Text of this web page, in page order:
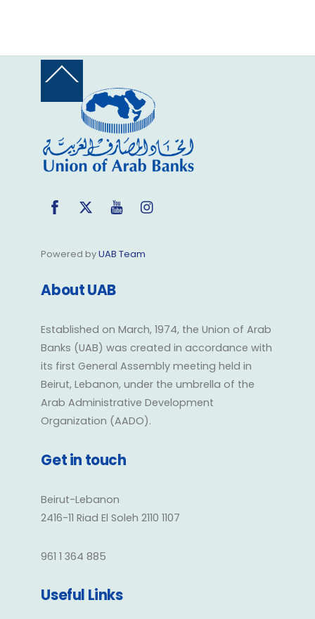
Back
Top
FacebookTwitter YouTube
Powered byUAB Team
About UAB
Established on March, 1974, the Union of Arab
Banks (UAB) was created in accordance with
its first General Assembly meeting held in
Beirut, Lebanon, under the umbrella of the
Arab Administrative Development
Organization (AADO).
Get in touch
Beirut-Lebanon
2416-11 Riad El Soleh 2110 1107
961 1 364 885
Useful Links